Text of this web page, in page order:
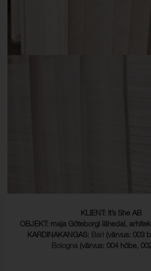
KLIENT: It’s She AB
OBJEKT: maja Göteborgi lähedal,
KARDINAKANGAS: Bari (värvus: 003
Bologna (värvus: 004 hõbe,